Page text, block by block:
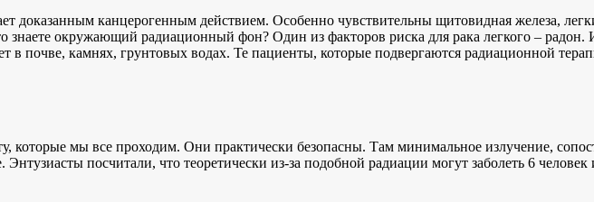
доказанным канцерогенным действием. Особенно чувствительны щитовидная железа,
окружающий радиационный фон? Один из факторов риска для рака легкого – радон.
в почве, камнях, грунтовых водах. Те пациенты, которые подвергаются радиационной
которые мы все проходим. Они практически безопасны. Там минимальное излучение,
посчитали, что теоретически из-за подобной радиации могут заболеть 6